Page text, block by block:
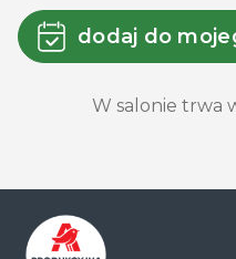
dodaj do
W salonie trwa